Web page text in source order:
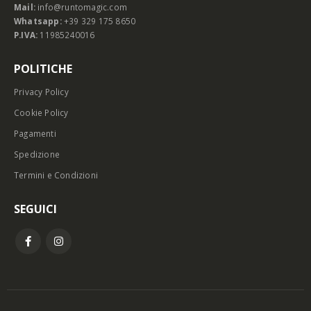
Mail: info@runtomagic.com
Whatsapp: +39 329 175 8650
P.IVA: 11985240016
POLITICHE
Privacy Policy
Cookie Policy
Pagamenti
Spedizione
Termini e Condizioni
SEGUICI